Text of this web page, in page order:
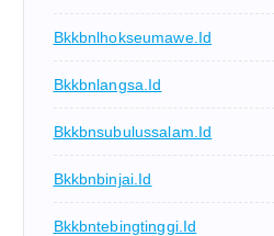
Bkkbnlhokseumawe.id
Bkkbnlangsa.id
Bkkbnsubulussalam.id
Bkkbnbinjai.id
Bkkbntebingtinggi.id